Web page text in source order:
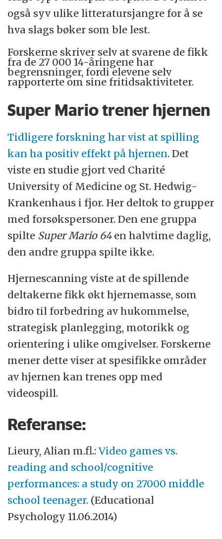
også syv ulike litteratursjangre for å se
hva slags bøker som ble lest.
Forskerne skriver selv at svarene de fikk
fra de 27 000 14-åringene har
begrensninger, fordi elevene selv
rapporterte om sine fritidsaktiviteter.
Super Mario trener hjernen
Tidligere forskning har vist at spilling
kan ha positiv effekt på hjernen. Det
viste en studie gjort ved Charité
University of Medicine og St. Hedwig-
Krankenhaus i fjor. Her deltok to grupper
med forsøkspersoner. Den ene gruppa
spilte Super Mario 64en halvtime daglig,
den andre gruppa spilte ikke.
Hjernescanning viste at de spillende
deltakerne fikk økt hjernemasse, som
bidro til forbedring av hukommelse,
strategisk planlegging, motorikk og
orientering i ulike omgivelser. Forskerne
mener dette viser at spesifikke områder
av hjernen kan trenes opp med
videospill.
Referanse:
Lieury, Alian m.fl.:Video games vs.
reading and school/cognitive
performances: a study on 27000 middle
school teenager. (Educational
Psychology 11.06.2014)